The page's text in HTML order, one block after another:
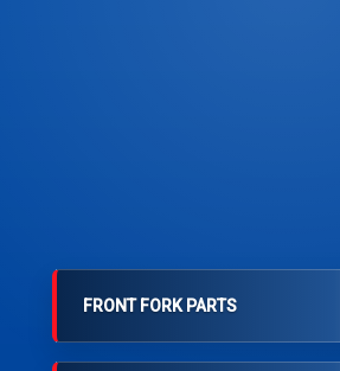
FRONT FORK PARTS